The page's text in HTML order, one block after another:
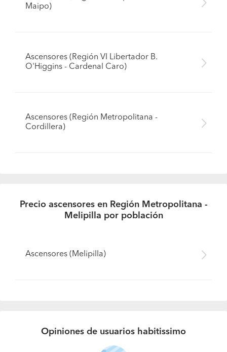
Maipo)
Ascensores (Región VI Libertador B.
O'Higgins - Cardenal Caro)
Ascensores (Región Metropolitana -
Cordillera)
Precio ascensores en Región Metropolitana -
Melipilla por población
Ascensores (Melipilla)
Opiniones de usuarios habitissimo